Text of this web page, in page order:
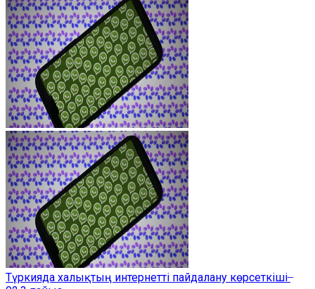
Түркияда халықтың интернетті пайдалану көрсеткіші ̶